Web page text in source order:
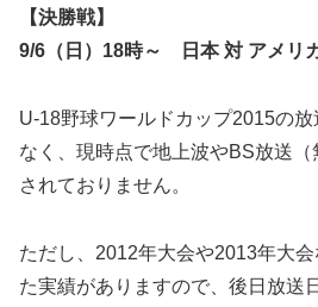
【決勝戦】
9/6（日）18時～
日本対 アメリ
U-18野球ワールドカップ2015の
なく、現時点で地上波やBS放送
されておりません。
ただし、2012年大会や2013年大
た実績がありますので、後日放送